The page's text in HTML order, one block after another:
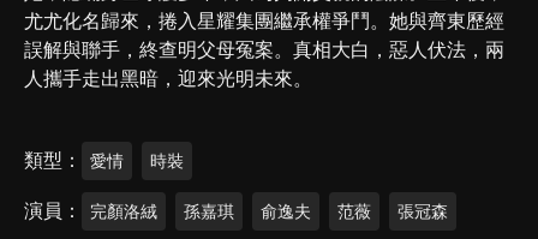
尤尤化名歸來，捲入星耀集團繼承權爭鬥。她與齊東歷經
誤解與聯手，終查明父母冤案。真相大白，惡人伏法，兩
人攜手走出黑暗，迎來光明未來。
類型 愛情 時裝
演員 完顏洛絨 孫嘉琪 俞逸夫 范薇 張冠森